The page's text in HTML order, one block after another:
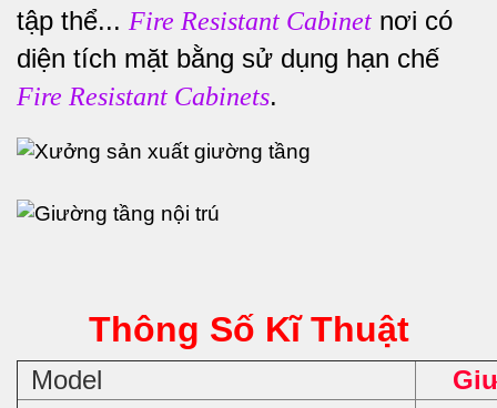
tập thể... Fire Resistant Cabinet nơi có
diện tích mặt bằng sử dụng hạn chế
Fire Resistant Cabinets.
Thông Số Kĩ Thuật
Model